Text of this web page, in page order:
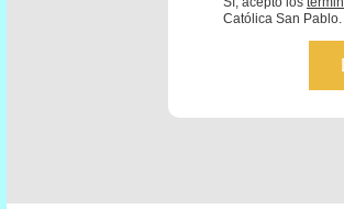
Católica San Pablo.